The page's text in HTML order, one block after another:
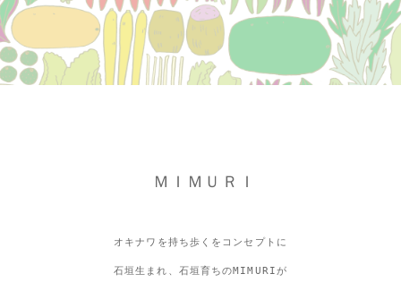
ＭＩＭＵＲＩ
オキナワを持ち歩くをコンセプトに
石垣生まれ、石垣育ちのMIMURIが